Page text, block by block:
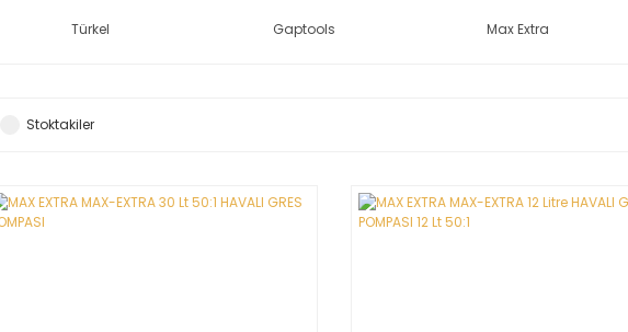
Türkel Gaptools Max Extra
Stoktakiler